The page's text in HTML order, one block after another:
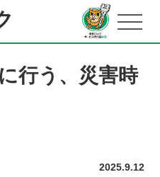
行う、災害時
2025.9.12